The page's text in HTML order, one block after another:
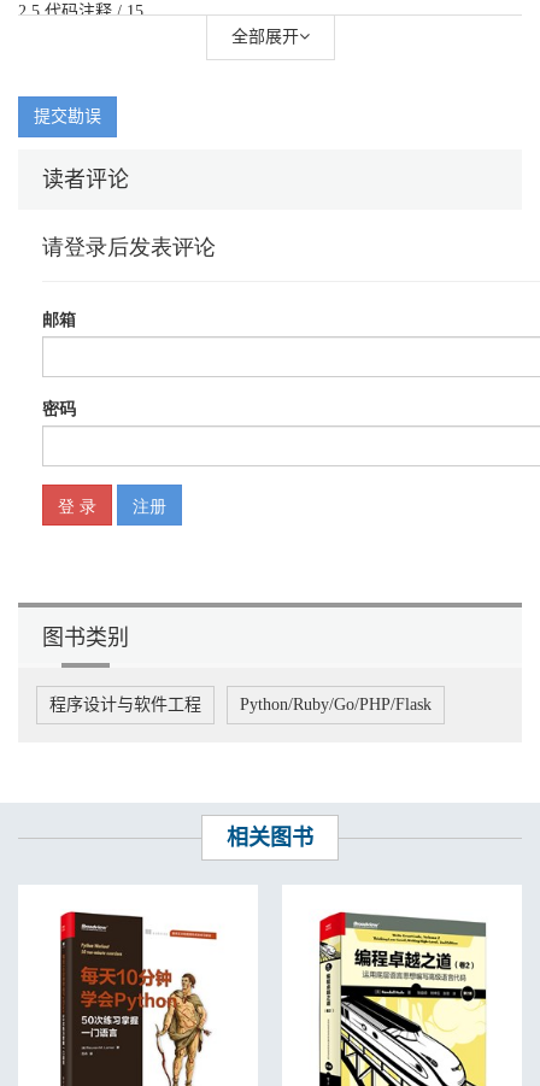
2.5 代码注释 / 15
2.7 动动手 ——实现两个模块间的代码元素访问 / 17
3.2 整数类型 / 20
3.5 布尔类型 / 22
3.6.2 显式类型的转换 / 25
第4章 运算符
4.1 算术运算符 / 28
4.3 逻辑运算符 / 31
4.4 位运算符 / 32
4.5 赋值运算符 / 34
5.1 分支语句 / 40
5.1.1 if结构 / 40
5.1.2 if-else结构 / 41
5.1.3 if-elif-else结构 / 43
5.3 跳转语句 / 50
第6章 容器类型的数据
6.1 序列 / 56
6.1.1 序列的索引操作 / 56
6.1.2 加与乘操作 / 57
6.1.3 切片操作 / 58
全部展开
提交勘误
读者评论
图书类别
程序设计与软件工程 Python/Ruby/Go/PHP/Flask
相关图书